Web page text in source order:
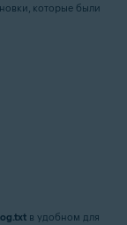
которые были
в удобном для